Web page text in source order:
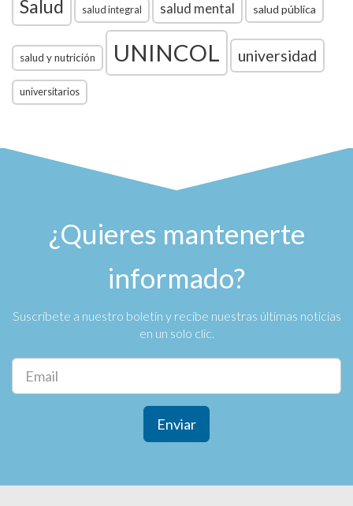
Salud salud integral salud mental salud pública
salud y nutrición UNINCOL universidad
universitarios
¿Quieres mantenerte
informado?
Suscríbete a nuestro boletín y recibe nuestras últimas noticias
en un solo clic.
Enviar